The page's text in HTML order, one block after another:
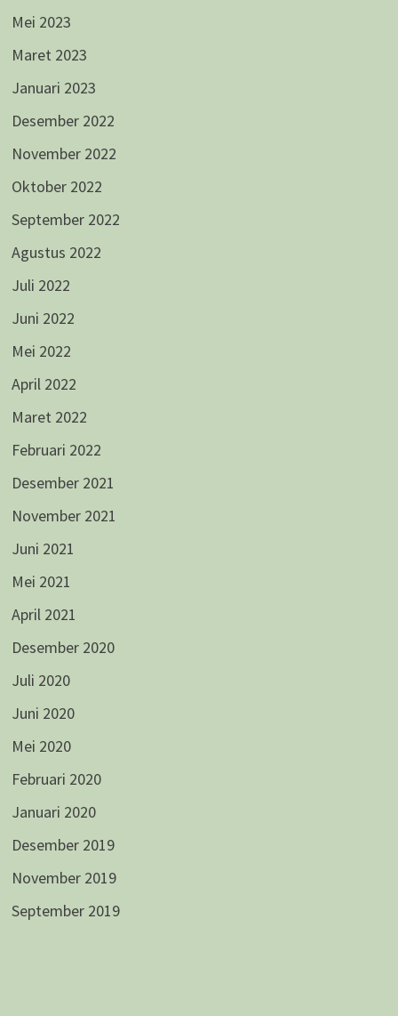
Mei 2023
Maret 2023
Januari 2023
Desember 2022
November 2022
Oktober 2022
September 2022
Agustus 2022
Juli 2022
Juni 2022
Mei 2022
April 2022
Maret 2022
Februari 2022
Desember 2021
November 2021
Juni 2021
Mei 2021
April 2021
Desember 2020
Juli 2020
Juni 2020
Mei 2020
Februari 2020
Januari 2020
Desember 2019
November 2019
September 2019